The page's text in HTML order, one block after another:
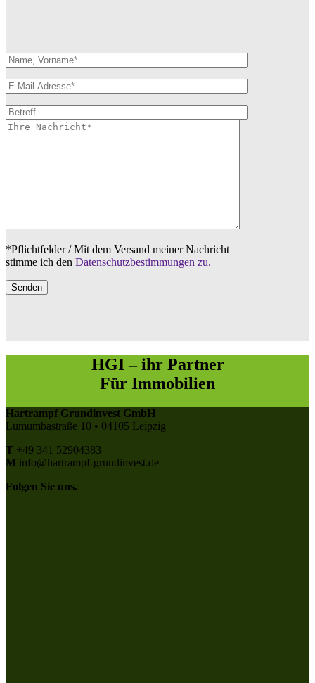
*Pflichtfelder / Mit dem Versand meiner Nachricht
stimme ich den Datenschutzbestimmungen zu.
HGI – ihr Partner
Für Immobilien
Hartrampf Grundinvest GmbH
Lumumbastraße 10 • 04105 Leipzig
T +49 341 52904383
M info@hartrampf-grundinvest.de
Folgen Sie uns.